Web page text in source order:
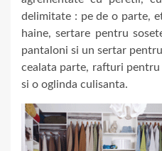
delimitate : pe de o parte,
haine, sertare pentru
pantaloni si un sertar
cealata parte, rafturi
si o oglinda culisanta.